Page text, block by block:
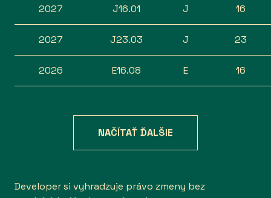
2027 J16.01 J 16
2027 J23.03 J 23
2026 E16.08 E 16
NAČÍTAŤ ĎALŠIE
Developer si vyhradzuje právo zmeny bez